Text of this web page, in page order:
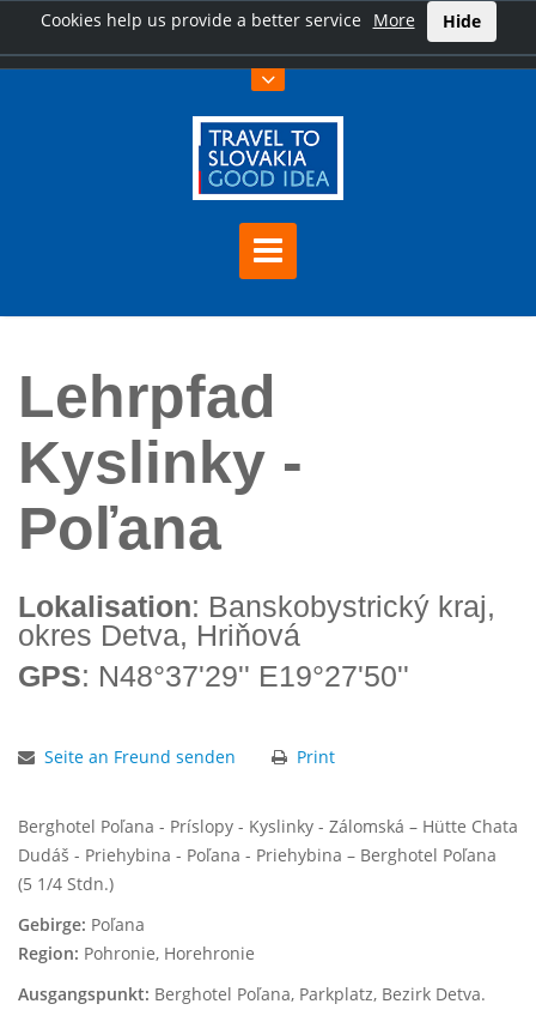
Cookies help us provide a better service More Hide
Lehrpfad Kyslinky - Poľana
Lehrpfad
Kyslinky -
Poľana
Lokalisation: Banskobystrický kraj,
okres Detva, Hriňová
GPS: N48°37'29'' E19°27'50''
Seite an Freund senden Print
Berghotel Poľana - Príslopy - Kyslinky - Zálomská – Hütte Chata
Dudáš - Priehybina - Poľana - Priehybina – Berghotel Poľana
(5 1/4 Stdn.)
Gebirge: Poľana
Region: Pohronie, Horehronie
Ausgangspunkt: Berghotel Poľana, Parkplatz, Bezirk Detva.